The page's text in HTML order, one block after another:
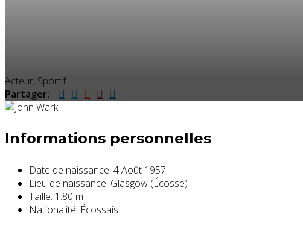
Acteur, Sportif
Partager:
Informations personnelles
Date de naissance: 4 Août 1957
Lieu de naissance: Glasgow (Écosse)
Taille: 1.80 m
Nationalité: Écossais